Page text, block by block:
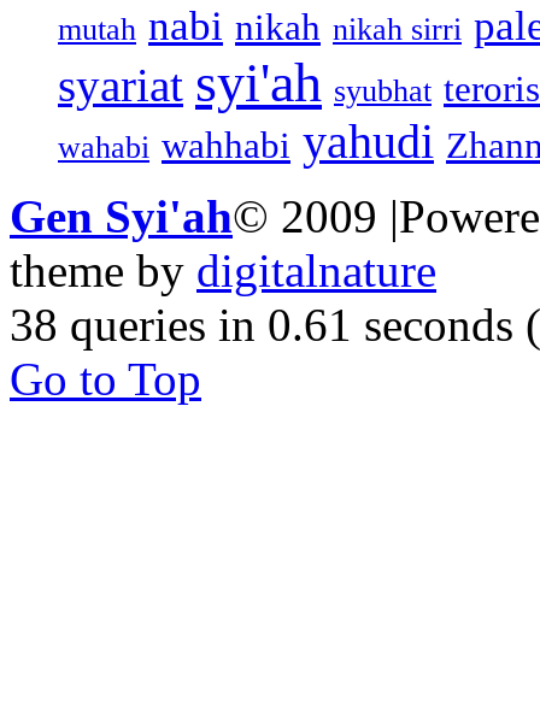
mutah nabi nikah nikah sirri
syariat syi'ah syubhat teroris
wahabi wahhabi yahudi
Gen Syi'ah© 2009
theme by digitalnature
38 queries in 0.61 seconds
Go to Top